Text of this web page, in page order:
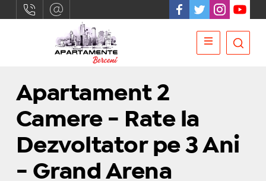
Apartament 2
Camere - Rate la
Dezvoltator pe 3 Ani
- Grand Arena